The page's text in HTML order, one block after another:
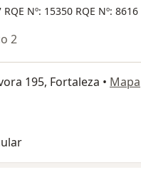
RQE Nº: 15350 RQE Nº: 8616
2
195, Fortaleza • Mapa